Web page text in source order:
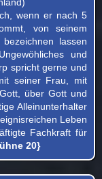
wenn er nach 5
von seinem
lassen
und
spricht gerne und
seiner Frau, mit
über Gott und
Alleinunterhalter
Leben
Fachkraft für
20}